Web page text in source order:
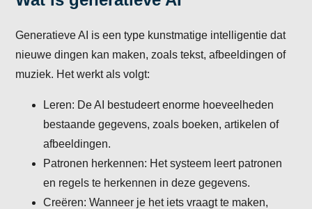
Generatieve AI is een type kunstmatige intelligentie dat
nieuwe dingen kan maken, zoals tekst, afbeeldingen of
muziek. Het werkt als volgt:
Leren: De AI bestudeert enorme hoeveelheden
bestaande gegevens, zoals boeken, artikelen of
afbeeldingen.
Patronen herkennen: Het systeem leert patronen
en regels te herkennen in deze gegevens.
Creëren: Wanneer je het iets vraagt te maken,